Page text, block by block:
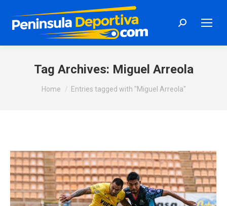
Search:
Tag Archives: Miguel Arreola
You are here:
Home Entries tagged with "Miguel Arreola"